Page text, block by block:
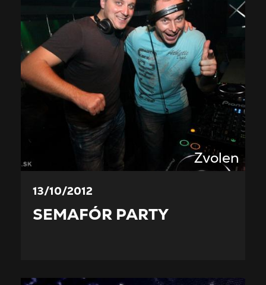
Zvolen
13/10/2012
SEMAFÓR PARTY